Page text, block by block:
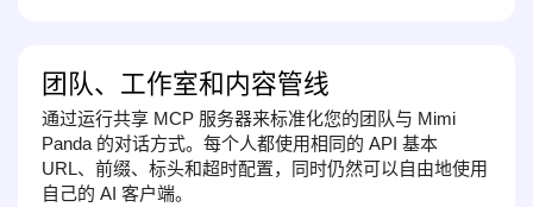
团队、工作室和内容管线
通过运行共享 MCP 服务器来标准化您的团队与 Mimi
Panda 的对话方式。每个人都使用相同的 API 基本
URL、前缀、标头和超时配置，同时仍然可以自由地使用
自己的 AI 客户端。